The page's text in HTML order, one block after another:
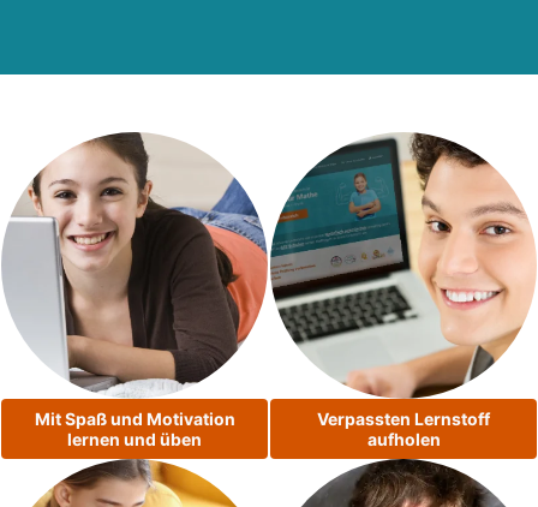
Mit Spaß und Motivation
lernen und üben
Verpassten Lernstoff
aufholen